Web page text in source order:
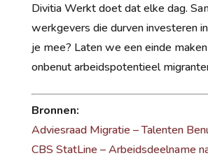
Divitia Werkt doet dat elke dag.
werkgevers die durven investeren
je mee? Laten we een einde
onbenut arbeidspotentieel
Bronnen:
Adviesraad Migratie – Talenten
CBS StatLine – Arbeidsdeelname